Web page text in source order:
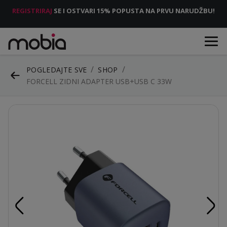
REGISTRIRAJ SE I OSTVARI 15% POPUSTA NA PRVU NARUDŽBU!
POGLEDAJTE SVE
SHOP
FORCELL ZIDNI ADAPTER USB+USB C 33W